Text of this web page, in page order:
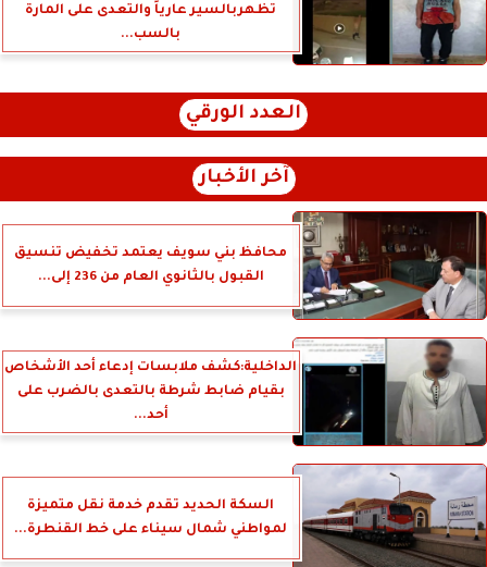
تظهربالسير عارياً والتعدى على المارة
بالسب...
العدد الورقي
آخر الأخبار
محافظ بني سويف يعتمد تخفيض تنسيق
القبول بالثانوي العام من 236 إلى...
الداخلية:كشف ملابسات إدعاء أحد الأشخاص
بقيام ضابط شرطة بالتعدى بالضرب على
أحد...
السكة الحديد تقدم خدمة نقل متميزة
لمواطني شمال سيناء على خط القنطرة...